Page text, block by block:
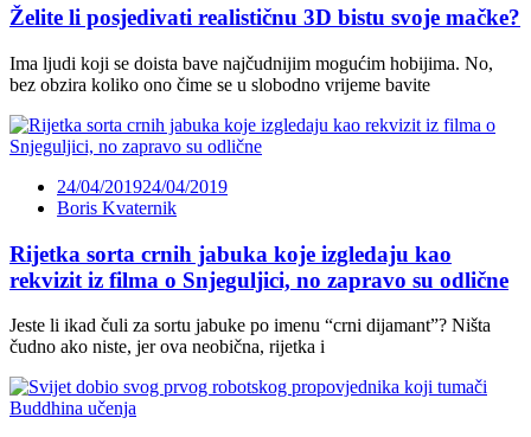
Želite li posjedivati realističnu 3D bistu svoje mačke?
Ima ljudi koji se doista bave najčudnijim mogućim hobijima. No,
bez obzira koliko ono čime se u slobodno vrijeme bavite
24/04/201924/04/2019
Boris Kvaternik
Rijetka sorta crnih jabuka koje izgledaju kao
rekvizit iz filma o Snjeguljici, no zapravo su odlične
Jeste li ikad čuli za sortu jabuke po imenu “crni dijamant”? Ništa
čudno ako niste, jer ova neobična, rijetka i